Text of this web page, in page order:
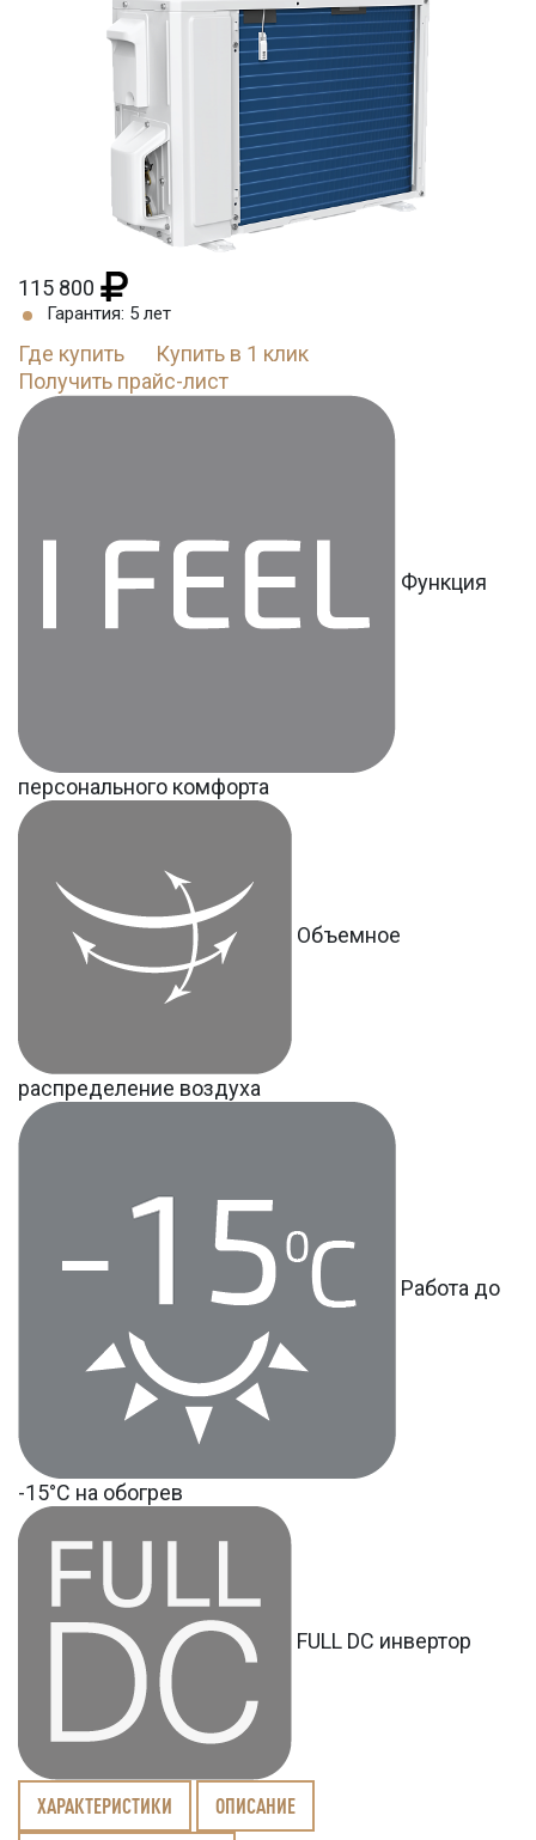
115 800
Гарантия: 5 лет
Где купить
Купить в 1 клик
Получить прайс-лист
Функция
персонального комфорта
Объемное
распределение воздуха
Работа до
-15°С на обогрев
FULL DC инвертор
ХАРАКТЕРИСТИКИ ОПИСАНИЕ